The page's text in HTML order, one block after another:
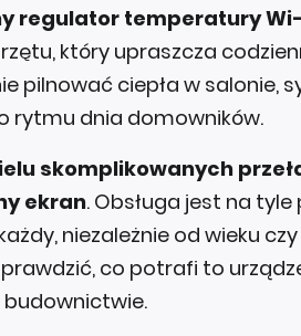
regulator temperatury
który upraszcza
pilnować ciepła w salonie,
rytmu dnia domowników.
skomplikowanych
ekran. Obsługa jest na
niezależnie od wieku
co potrafi to
budownictwie.